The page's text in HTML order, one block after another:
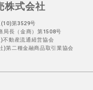
株式会社
(10)第3529号
局長（金商）第1508号
不動産流通経営協会
第二種金融商品取引業協会